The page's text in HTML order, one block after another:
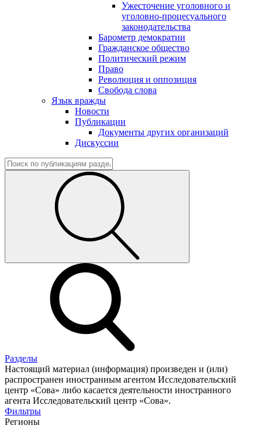
Ужесточение уголовного и
уголовно-процесуального
законодательства
Барометр демократии
Гражданское общество
Политический режим
Право
Революция и оппозиция
Свобода слова
Язык вражды
Новости
Публикации
Документы других организаций
Дискуссии
Разделы
Настоящий материал (информация) произведен и (или)
распространен иностранным агентом Исследовательский
центр «Сова» либо касается деятельности иностранного
агента Исследовательский центр «Сова».
Фильтры
Регионы